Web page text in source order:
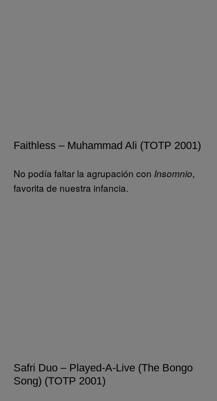
Faithless – Muhammad Ali (TOTP 2001)
No podía faltar la agrupación con Insomnio,
favorita de nuestra infancia.
Safri Duo – Played-A-Live (The Bongo
Song) (TOTP 2001)